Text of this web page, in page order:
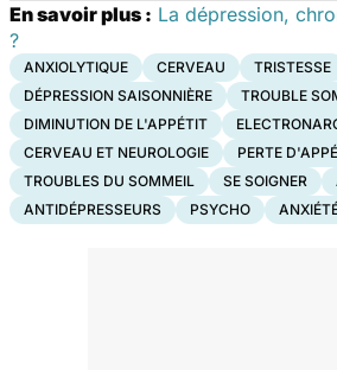
En savoir plus : La dépression,
?
ANXIOLYTIQUE CERVEAU TRISTESSE
DÉPRESSION SAISONNIÈRE
TROUBLE
DIMINUTION DE L'APPÉTIT
CERVEAU ET NEUROLOGIE
PERTE
TROUBLES DU SOMMEIL
SE SOIGNER
ANTIDÉPRESSEURS
PSYCHO